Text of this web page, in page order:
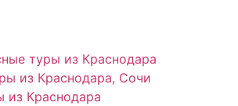
туры из Краснодара
из Краснодара, Сочи
из Краснодара